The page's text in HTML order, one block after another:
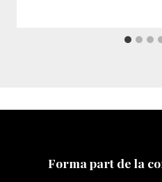
Forma part de la